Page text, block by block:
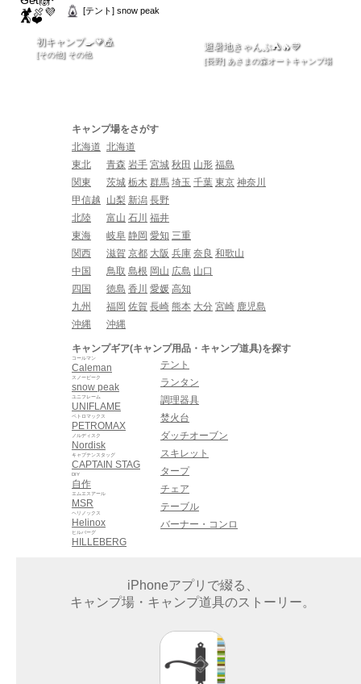
[テント] snow peak
初キャンプ🍳💗🎪
[その他] その他
避暑地きゃんぷ⛺️🔥💙
[長野] あさまの森オートキャンプ場
キャンプ場をさがす
北海道 北海道
東北
青森 岩手 宮城 秋田 山形 福島
関東
茨城 栃木 群馬 埼玉 千葉 東京 神奈川
甲信越
山梨 新潟 長野
北陸
富山 石川 福井
東海
岐阜 静岡 愛知 三重
関西
滋賀 京都 大阪 兵庫 奈良 和歌山
中国
鳥取 島根 岡山 広島 山口
四国
徳島 香川 愛媛 高知
九州
福岡 佐賀 長崎 熊本 大分 宮崎 鹿児島
沖縄
沖縄
キャンプギア(キャンプ用品・キャンプ道具)を探す
Caleman
コールマン
snow peak
スノーピーク
UNIFLAME
ユニフレーム
PETROMAX
ペトロマックス
Nordisk
ノルディスク
CAPTAIN STAG
キャプテンスタッグ
自作
DIY
MSR
エムエスアール
Helinox
ヘリノックス
HILLEBERG
ヒルバーグ
テント
ランタン
調理器具
焚火台
ダッチオーブン
スキレット
タープ
チェア
テーブル
バーナー・コンロ
iPhoneアプリで綴る、
キャンプ場・キャンプ道具のストーリー。